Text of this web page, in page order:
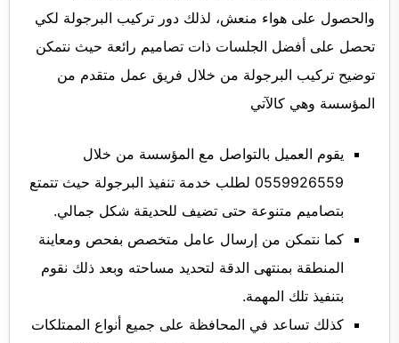
والحصول على هواء منعش، لذلك دور تركيب البرجولة لكي
تحصل على أفضل الجلسات ذات تصاميم رائعة حيث نتمكن
توضيح تركيب البرجولة من خلال فريق عمل متقدم من
المؤسسة وهي كالآتي
يقوم العميل بالتواصل مع المؤسسة من خلال
0559926559 لطلب خدمة تنفيذ البرجولة حيث تتمتع
بتصاميم متنوعة حتى تضيف للحديقة شكل جمالي.
كما نتمكن من إرسال عامل متخصص بفحص ومعاينة
المنطقة بمنتهى الدقة لتحديد مساحته وبعد ذلك نقوم
بتنفيذ تلك المهمة.
كذلك تساعد في المحافظة على جميع أنواع الممتلكات